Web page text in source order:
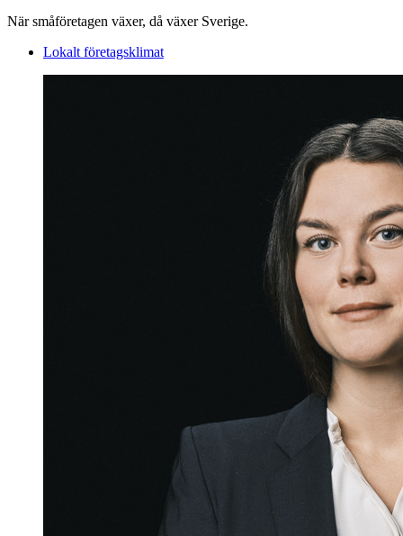
När småföretagen växer, då växer Sverige.
Lokalt företagsklimat